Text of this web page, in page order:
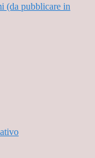
(da pubblicare in